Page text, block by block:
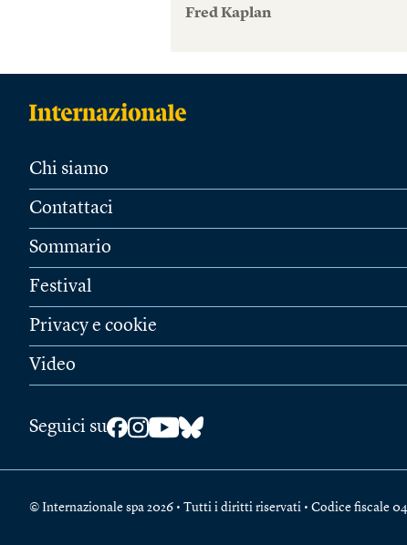
Fred Kaplan
Chi siamo
Contattaci
Sommario
Festival
Privacy e cookie
Video
Seguici su
© Internazionale spa 2026 • Tutti i diritti riservati • Codice fiscale